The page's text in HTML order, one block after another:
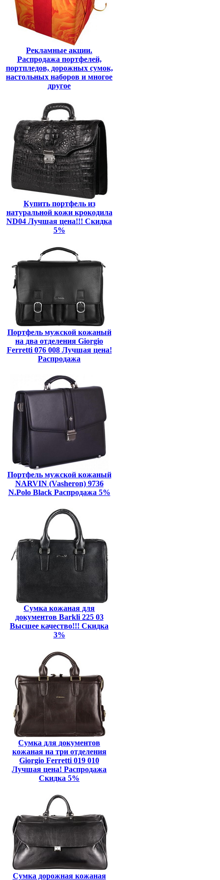
Рекламные акции.
Распродажа портфелей,
портпледов, дорожных сумок,
настольных наборов и многое
другое
Купить портфель из
натуральной кожи крокодила
ND04 Лучшая цена!!! Скидка
5%
Портфель мужской кожаный
на два отделения Giorgio
Ferretti 076 008 Лучшая цена!
Распродажа
Портфель мужской кожаный
NARVIN (Vasheron) 9736
N.Polo Black Распродажа 5%
Сумка кожаная для
документов Barkli 225 03
Высшее качество!!! Скидка
3%
Сумка для документов
кожаная на три отделения
Giorgio Ferretti 019 010
Лучшая цена! Распродажа
Скидка 5%
Сумка дорожная кожаная